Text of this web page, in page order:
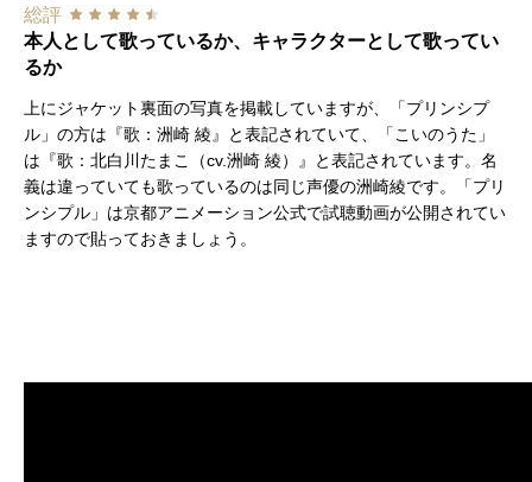
総評
本人として歌っているか、キャラクターとして歌ってい
るか
上にジャケット裏面の写真を掲載していますが、「プリンシプ
ル」の方は『歌：洲崎 綾』と表記されていて、「こいのうた」
は『歌：北白川たまこ（cv.洲崎 綾）』と表記されています。名
義は違っていても歌っているのは同じ声優の洲崎綾です。「プリ
ンシプル」は京都アニメーション公式で試聴動画が公開されてい
ますので貼っておきましょう。